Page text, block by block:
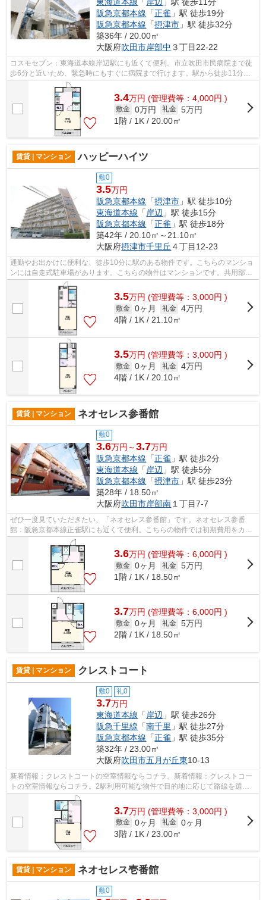
阪急京都本線 「正雀 」駅 徒歩19分
阪急京都本線 「摂津市 」駅 徒歩32分
築36年 / 20.00㎡
大阪府吹田市岸部中 ３丁目22-22
コスモセブン：東海道本線岸辺駅にも近くて便利。市立吹田市民病院まで徒
歩6分と近いため、緊急時にもすぐに病院まで行けます。駅から徒歩11分の
ところにある物件はいかがでしょうか。...
3.4万円 (管理費等：4,000円 )
敷金 0万円 礼金 5万円
1階 / 1K / 20.00㎡
賃貸 | マンション ハッピーハイツ
敷0
3.5万円
阪急京都本線 「摂津市 」駅 徒歩10分
東海道本線 「 岸辺 」駅 徒歩15分
阪急京都本線 「正雀 」駅 徒歩18分
築42年 / 20.10㎡～21.10㎡
大阪府摂津市千里丘 ４丁目12-23
通勤やお出かけに便利な、徒歩10分に駅のある物件です。こちらのマンショ
ンには自走式駐車場があります。こちらの物件はマンションです。共用部に
は敷地内ごみ置き場・エレベータなど...
3.5万円 (管理費等：3,000円 )
敷金 0ヶ月 礼金 4万円
4階 / 1K / 21.10㎡
3.5万円 (管理費等：3,000円 )
敷金 0ヶ月 礼金 4万円
4階 / 1K / 20.10㎡
賃貸 | マンション ネオセレス参番館
敷0
3.6万円～3.7万円
阪急京都本線 「正雀 」駅 徒歩2分
東海道本線 「岸辺 」駅 徒歩5分
阪急京都本線 「摂津市 」駅 徒歩23分
築28年 / 18.50㎡
大阪府吹田市岸部南 １丁目7-7
ぜひ一度見ていただきたい、「ネオセレス参番館」です。ネオセレス参番
館：阪急京都本線正雀駅にも近くて便利。こちらの物件では初期費用をカー
ドでお支払いいただけます。強度、耐震...
3.6万円 (管理費等：6,000円 )
敷金 0ヶ月 礼金 5万円
1階 / 1K / 18.50㎡
3.7万円 (管理費等：6,000円 )
敷金 0ヶ月 礼金 5万円
2階 / 1K / 18.50㎡
賃貸 | マンション クレストコート
敷0 礼0
3.7万円
東海道本線 「岸辺 」駅 徒歩26分
阪急千里線 「南千里 」駅 徒歩27分
阪急京都本線 「正雀 」駅 徒歩35分
築32年 / 23.00㎡
大阪府吹田市五月が丘東10-13
新着情報：クレストコートの空室情報ならコチラ。新着情報：クレストコー
トの空室情報ならコチラ。2駅利用可能な物件で目的地に応じて路線を選ぶ
ことができます。安全面を気にする方、...
3.7万円 (管理費等：3,000円 )
敷金 0ヶ月 礼金 0ヶ月
3階 / 1K / 23.00㎡
賃貸 | マンション ネオセレス壱番館
敷0